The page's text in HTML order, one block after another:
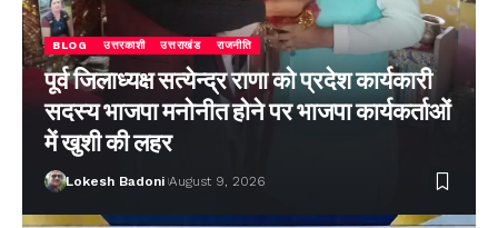
BLOG उत्तरकाशी उत्तराखंड राजनीति
पूर्व जिलाध्यक्ष सत्येन्द्र राणा को प्रदेश कार्यकारी
सदस्य भाजपा मनोनीत होने पर भाजपा कार्यकर्ताओं
में खुशी की लहर
Lokesh Badoni August 9, 2026